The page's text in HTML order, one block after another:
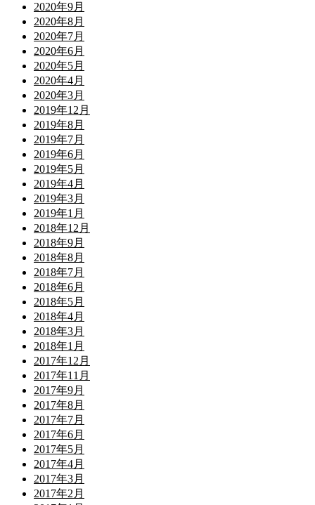
2020年9月
2020年8月
2020年7月
2020年6月
2020年5月
2020年4月
2020年3月
2019年12月
2019年8月
2019年7月
2019年6月
2019年5月
2019年4月
2019年3月
2019年1月
2018年12月
2018年9月
2018年8月
2018年7月
2018年6月
2018年5月
2018年4月
2018年3月
2018年1月
2017年12月
2017年11月
2017年9月
2017年8月
2017年7月
2017年6月
2017年5月
2017年4月
2017年3月
2017年2月